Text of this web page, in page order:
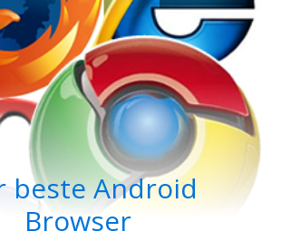
beste Android
Browser